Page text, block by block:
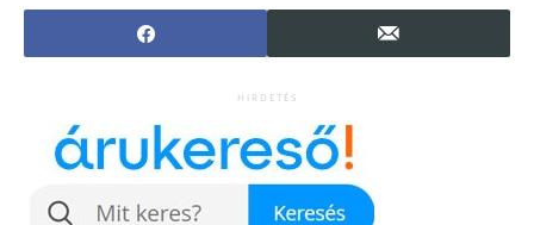
fejlesztik a hazai
STEM oktatást
HIRDETÉS